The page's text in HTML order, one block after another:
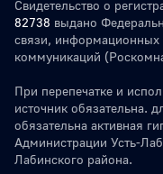
Свидетельство о
82738 выдано
связи, информационных
коммуникаций
При перепечатке и
источник обязательна.
обязательна активная
Администрации Усть-
Лабинского района.